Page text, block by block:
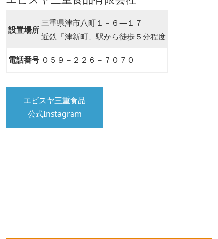
設置場所
三重県津市八町１－６―１７
近鉄「津新町」駅から徒歩５分程度
電話番号 ０５９－２２６－７０７０
エビスヤ三重食品
公式Instagram